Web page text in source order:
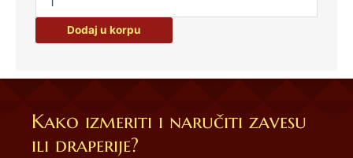
Dodaj u korpu
Kako izmeriti i naručiti zavesu
ili draperije?